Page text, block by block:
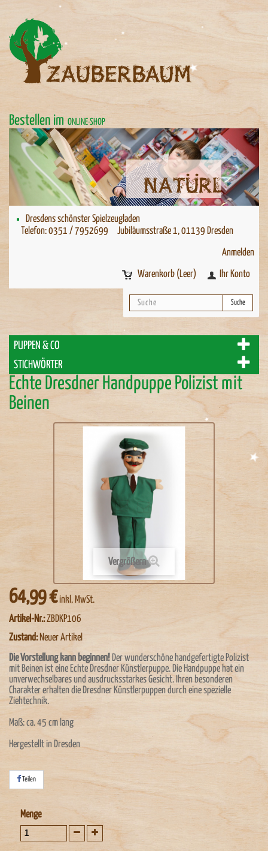
Bestellen im ONLINE-SHOP
Natürlich spielen
Natürlich spielen
Dresdens schönster Spielzeugladen
Telefon: 0351 / 7952699 Jubiläumsstraße 1, 01139 Dresden
Anmelden
Warenkorb (Leer) Ihr Konto
Suche
PUPPEN & CO
STICHWÖRTER
Echte Dresdner Handpuppe Polizist mit
Beinen
Vergrößern
64,99 €inkl. MwSt.
Artikel-Nr.:ZBDKP106
Zustand: Neuer Artikel
Die Vorstellung kann beginnen! Der wunderschöne handgefertigte Polizist
mit Beinen ist eine Echte Dresdner Künstlerpuppe. Die Handpuppe hat ein
unverwechselbares und ausdrucksstarkes Gesicht. Ihren besonderen
Charakter erhalten die Dresdner Künstlerpuppen durch eine spezielle
Ziehtechnik.
Maß: ca. 45 cm lang
Hergestellt in Dresden
Teilen
Menge